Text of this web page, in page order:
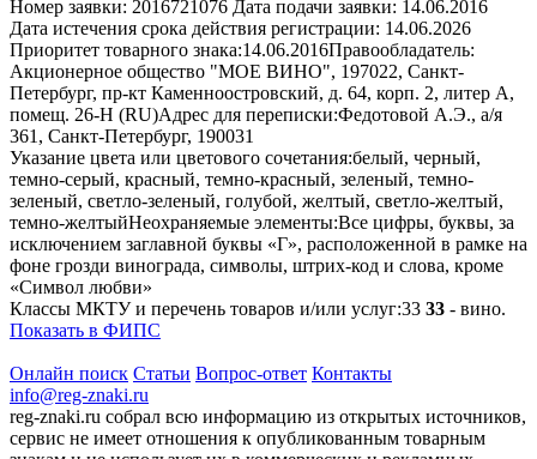
Номер заявки: 2016721076 Дата подачи заявки: 14.06.2016
Дата истечения срока действия регистрации: 14.06.2026
Приоритет товарного знака:14.06.2016Правообладатель:
Акционерное общество "МОЕ ВИНО", 197022, Санкт-
Петербург, пр-кт Каменноостровский, д. 64, корп. 2, литер А,
помещ. 26-Н (RU)Адрес для переписки:Федотовой А.Э., а/я
361, Санкт-Петербург, 190031
Указание цвета или цветового сочетания:белый, черный,
темно-серый, красный, темно-красный, зеленый, темно-
зеленый, светло-зеленый, голубой, желтый, светло-желтый,
темно-желтыйНеохраняемые элементы:Все цифры, буквы, за
исключением заглавной буквы «Г», расположенной в рамке на
фоне грозди винограда, символы, штрих-код и слова, кроме
«Символ любви»
Классы МКТУ и перечень товаров и/или услуг:33 33 - вино.
Показать в ФИПС
Онлайн поиск Статьи Вопрос-ответ Контакты
info@reg-znaki.ru
reg-znaki.ru собрал всю информацию из открытых источников,
сервис не имеет отношения к опубликованным товарным